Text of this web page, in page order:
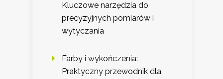
Kluczowe narzędzia do
precyzyjnych pomiarów i
wytyczania
Farby i wykończenia:
Praktyczny przewodnik dla